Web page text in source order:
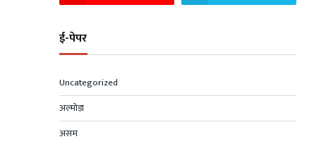
ई-पेपर
Uncategorized
अल्मोड़ा
असम